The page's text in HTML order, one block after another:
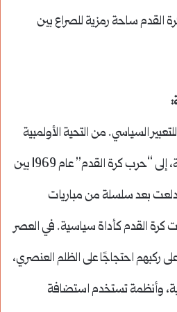
القدم ساحة رمزية للصراع بين
:
السياسي. من التحية الأولمبية
المثيرة للجدل في ألمانيا النازية، إلى “حرب كرة القدم” عام 1969 بين
بعد سلسلة من مباريات
كرة القدم كأداة سياسية. في العصر
ركبهم احتجاجًا على الظلم العنصري،
وأنظمة تستخدم استضافة